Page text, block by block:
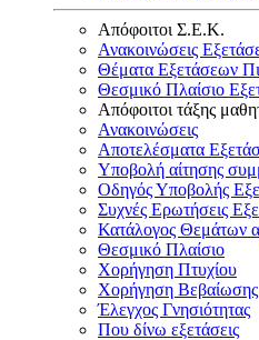
Απόφοιτοι Σ.Ε.Κ.
Ανακοινώσεις
Θέματα Εξετάσεων
Θεσμικό Πλαίσιο
Απόφοιτοι τάξης
Ανακοινώσεις
Αποτελέσματα
Υποβολή αίτησης
Οδηγός Υποβολής
Συχνές Ερωτήσεις
Κατάλογος Θεμάτων
Θεσμικό Πλαίσιο
Χορήγηση Πτυχίου
Χορήγηση Βεβαίωσης
Έλεγχος Γνησιότητας
Που δίνω εξετάσεις